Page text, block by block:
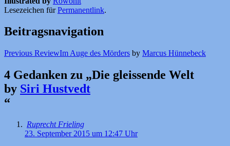
Lesezeichen fürPermanentlink.
Beitragsnavigation
Previous ReviewIm Auge des Mörders by Marcus Hünnebeck
4 Gedanken zu „Die gleissende Welt
by Siri Hustvedt
“
Ruprecht Frieling
23. September 2015 um 12:47 Uhr